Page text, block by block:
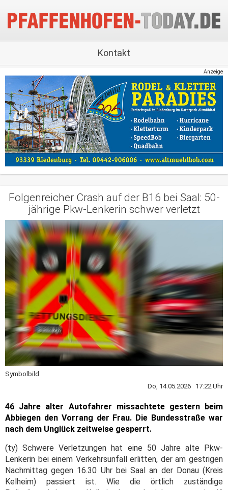
Kontakt
Anzeige
Folgenreicher Crash auf der B16 bei Saal: 50-
jährige Pkw-Lenkerin schwer verletzt
Symbolbild.
Do, 14.05.2026 17:22 Uhr
46 Jahre alter Autofahrer missachtete gestern beim
Abbiegen den Vorrang der Frau. Die Bundesstraße war
nach dem Unglück zeitweise gesperrt.
(ty) Schwere Verletzungen hat eine 50 Jahre alte Pkw-
Lenkerin bei einem Verkehrsunfall erlitten, der am gestrigen
Nachmittag gegen 16.30 Uhr bei Saal an der Donau (Kreis
Kelheim) passiert ist. Wie die örtlich zuständige